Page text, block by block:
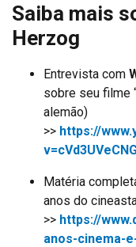
Saiba mais
Herzog
Entrevista com
sobre seu filme
alemão)
>> https://
Matéria
anos do
>> https://
anos-cinema-